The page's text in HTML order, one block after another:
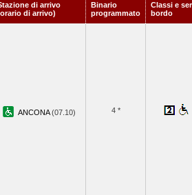
di arrivo
di arrivo)
Binario
programmato
Classi e
bordo
ANCONA(07.10) 4 *